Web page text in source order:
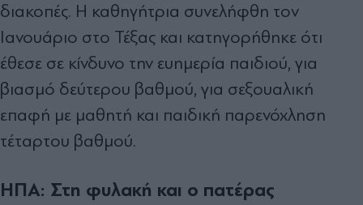
διακοπές. Η καθηγήτρια συνελήφθη τον
Ιανουάριο στο Τέξας και κατηγορήθηκε ότι
έθεσε σε κίνδυνο την ευημερία παιδιού, για
βιασμό δεύτερου βαθμού, για σεξουαλική
επαφή με μαθητή και παιδική παρενόχληση
τέταρτου βαθμού.
ΗΠΑ: Στη φυλακή και ο πατέρας